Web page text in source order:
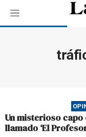
M
e
Un misterioso
llamado ‘El